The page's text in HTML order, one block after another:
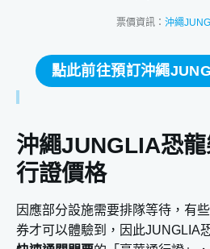
票價資訊： 沖繩
點此前往預訂沖繩
沖繩JUNGLIA恐
行證價格
因應部分設施需要排隊等待，有
券才可以體驗到，因此JUNGLIA